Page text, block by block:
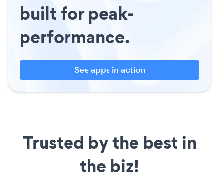
built for peak-
performance.
See apps in action
Trusted by the best in
the biz!